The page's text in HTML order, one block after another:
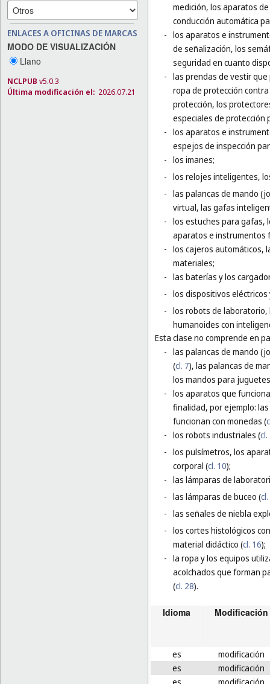
ENLACES A OFICINAS DE MARCAS
MODO DE VISUALIZACIÓN
Llano
NCLPUB v5.0.3
Última modificación el: 2026.07.21
medición, los aparatos
conducción automática
- los aparatos e
de señalización, los
seguridad en cuanto
- las prendas de vestir
ropa de protección
protección, los
especiales de
- los aparatos e
espejos de inspección
- los imanes;
- los relojes inteligentes,
- las palancas de mando
virtual, las gafas
- los estuches para gafas,
aparatos e instrumentos
- los cajeros automáticos,
materiales;
- las baterías y los
- los dispositivos
- los robots de
humanoides con
Esta clase no comprende en
- las palancas de mando
(cl. 7), las palancas de
los mandos para
- los aparatos que
finalidad, por ejemplo:
funcionan con monedas (
- los robots industriales (cl.
- los pulsímetros, los
corporal (cl. 10);
- las lámparas de
- las lámparas de buceo (
- las señales de niebla
- los cortes histológicos
material didáctico (cl. 16);
- la ropa y los equipos
acolchados que forman
(cl. 28).
Idioma Modificación
es
modificación
es
modificación